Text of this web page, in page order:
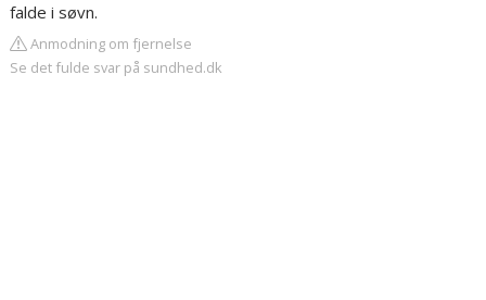
falde i søvn.
Anmodning om fjernelse
Se det fulde svar på sundhed.dk